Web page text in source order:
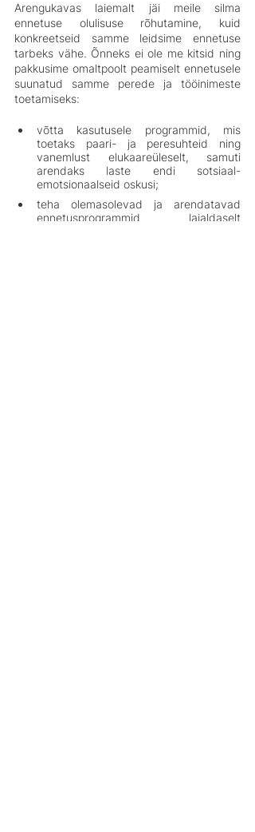
Arengukavas laiemalt jäi meile silma
ennetuse olulisuse rõhutamine, kuid
konkreetseid samme leidsime ennetuse
tarbeks vähe. Õnneks ei ole me kitsid ning
pakkusime omaltpoolt peamiselt ennetusele
suunatud samme perede ja tööinimeste
toetamiseks:
võtta kasutusele programmid, mis
toetaks paari- ja peresuhteid ning
vanemlust elukaareüleselt, samuti
arendaks laste endi sotsiaal-
emotsionaalseid oskusi;
teha olemasolevad ja arendatavad
ennetusprogrammid laialdaselt